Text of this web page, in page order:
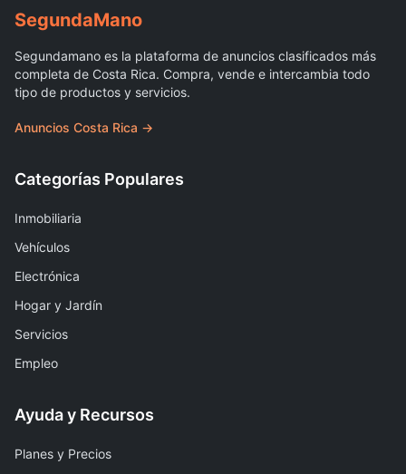
SegundaMano
Segundamano es la plataforma de anuncios clasificados más
completa de Costa Rica. Compra, vende e intercambia todo
tipo de productos y servicios.
Anuncios Costa Rica →
Categorías Populares
Inmobiliaria
Vehículos
Electrónica
Hogar y Jardín
Servicios
Empleo
Ayuda y Recursos
Planes y Precios